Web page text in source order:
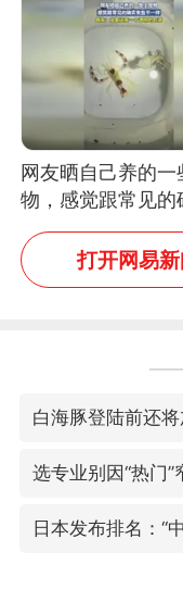
教！
网友晒自己养的一
物，感觉跟常见的
些不一样
打开网易
白海豚登陆前还